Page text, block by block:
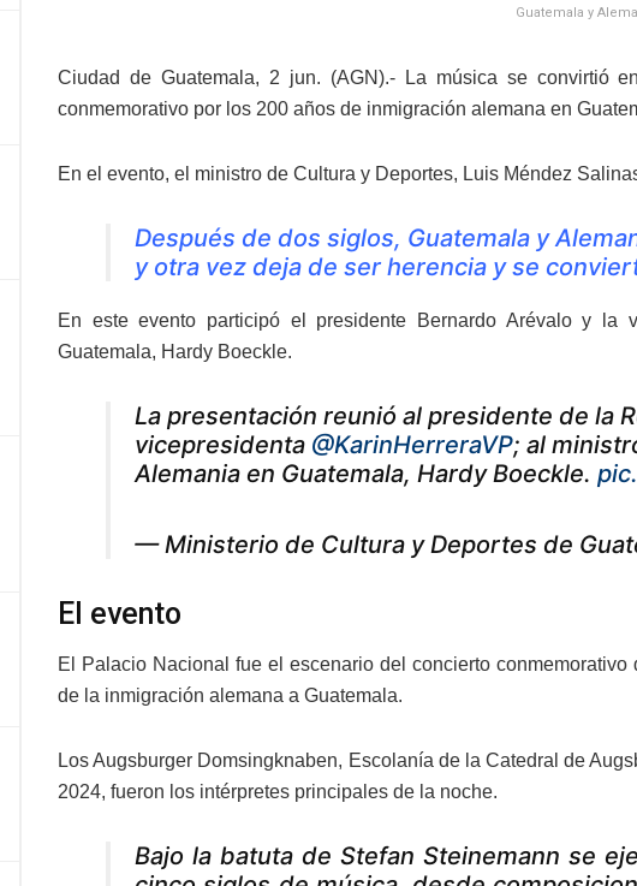
Guatemala y
Ciudad de Guatemala, 2 jun. (AGN).- La música se convirtió
conmemorativo por los 200 años de inmigración alemana en
En el evento, el ministro de Cultura y Deportes, Luis Méndez
Después de dos siglos, Guatemala y
y otra vez deja de ser herencia y se
En este evento participó el presidente Bernardo Arévalo y la
Guatemala, Hardy Boeckle.
La presentación reunió al presidente de la
vicepresidenta @KarinHerreraVP; al
Alemania en Guatemala, Hardy Boeckle.
— Ministerio de Cultura y Deportes de
El evento
El Palacio Nacional fue el escenario del concierto
de la inmigración alemana a Guatemala.
Los Augsburger Domsingknaben, Escolanía de la Catedral de
2024, fueron los intérpretes principales de la noche.
Bajo la batuta de Stefan Steinemann se